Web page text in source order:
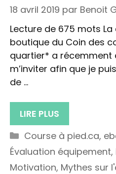
18 avril 2019 par Benoit
Lecture de 675 mots
boutique du Coin des
quartier* a récemment
m’inviter afin que je
de …
LIRE PLUS
Catégories
Course à pied.ca,
Évaluation équipement,
Motivation, Mythes sur